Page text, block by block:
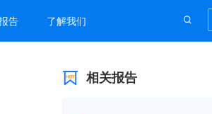
告 了解我们
相关报告